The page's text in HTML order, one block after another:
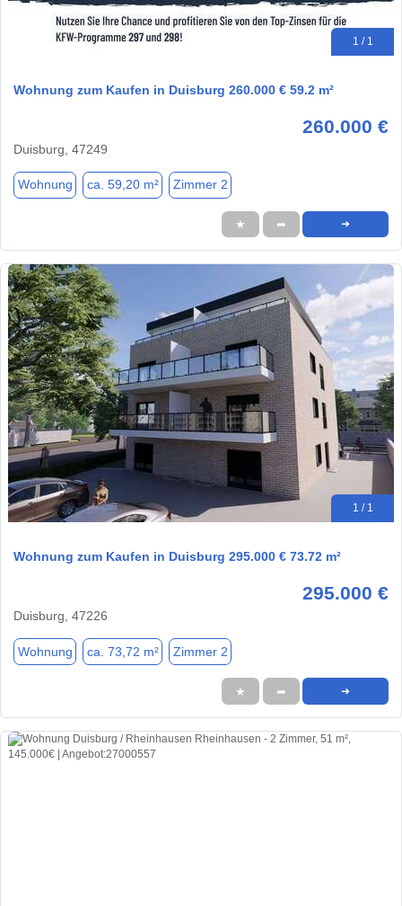
1 / 1
Wohnung zum Kaufen in Duisburg 260.000 € 59.2 m²
260.000 €
Duisburg, 47249
Wohnung ca. 59,20 m² Zimmer 2
★ ➦ ➜
1 / 1
Wohnung zum Kaufen in Duisburg 295.000 € 73.72 m²
295.000 €
Duisburg, 47226
Wohnung ca. 73,72 m² Zimmer 2
★ ➦ ➜